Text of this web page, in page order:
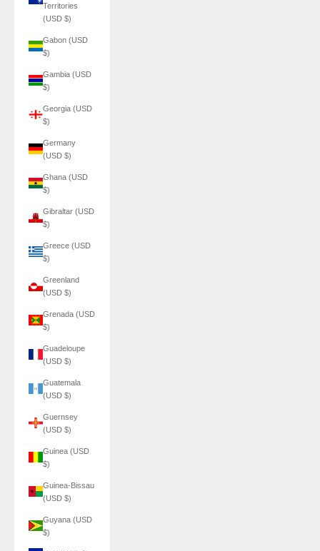
Territories
(USD $)
Gabon (USD
$)
Gambia (USD
$)
Georgia (USD
$)
Germany
(USD $)
Ghana (USD
$)
Gibraltar (USD
$)
Greece (USD
$)
Greenland
(USD $)
Grenada (USD
$)
Guadeloupe
(USD $)
Guatemala
(USD $)
Guernsey
(USD $)
Guinea (USD
$)
Guinea-Bissau
(USD $)
Guyana (USD
$)